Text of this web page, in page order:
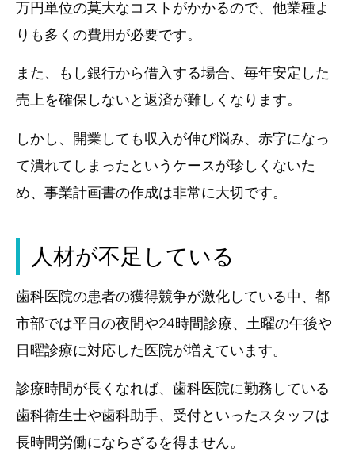
万円単位の莫大なコストがかかるので、他業種よ
りも多くの費用が必要です。
また、もし銀行から借入する場合、毎年安定した
売上を確保しないと返済が難しくなります。
しかし、開業しても収入が伸び悩み、赤字になっ
て潰れてしまったというケースが珍しくないた
め、事業計画書の作成は非常に大切です。
人材が不足している
歯科医院の患者の獲得競争が激化している中、都
市部では平日の夜間や24時間診療、土曜の午後や
日曜診療に対応した医院が増えています。
診療時間が長くなれば、歯科医院に勤務している
歯科衛生士や歯科助手、受付といったスタッフは
長時間労働にならざるを得ません。